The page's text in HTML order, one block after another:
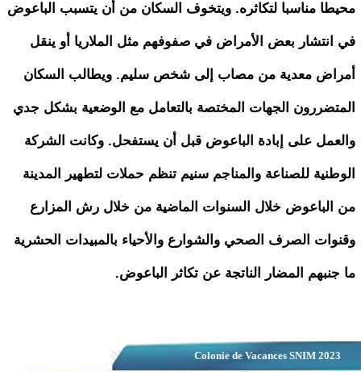
محيطا مناسبا لتكاثره. ويتخوف السكان من أن يتسبب الباعوض
في انتشار بعض الأمراض في صفوفهم مثل الملاريا أو ينقل
أمراض معدية من مصاب إلى شخص سليم. ويطالب السكان
المتضررون الجهات المختصة بالتعامل مع الوضعية بشكل جدي
والعمل على إبادة الباعوض قبل أن يستفحل. وكانت الشركة
الوطنية للصناعة والمناجم سنيم تنظم حملات لتطهير المدينة
من الباعوض خلال السنوات الماضية من خلال رش المزارع
وقنوات الصرف الصحي والشوارع والأحياء بالمبيدات الحشرية
ما جنبهم المضار الناتجة عن تكاثر الباعوض.
Colonie de Vacances SNIM 2023